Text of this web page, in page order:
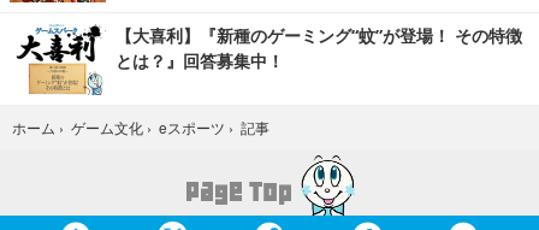
【大喜利】『新種のゲーミング“蚊”が登場！ その特徴
とは？』回答募集中！
ホーム › ゲーム文化 › eスポーツ › 記事